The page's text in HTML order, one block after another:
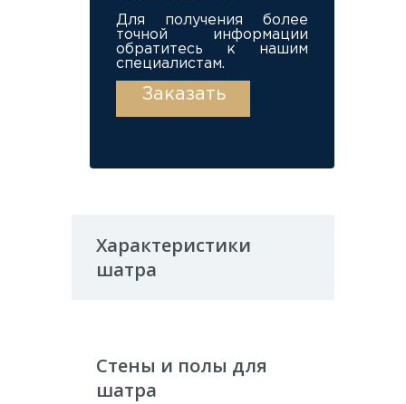
Для получения более
точной информации
обратитесь к нашим
специалистам.
Заказать
Характеристики
шатра
Стены и полы для
шатра